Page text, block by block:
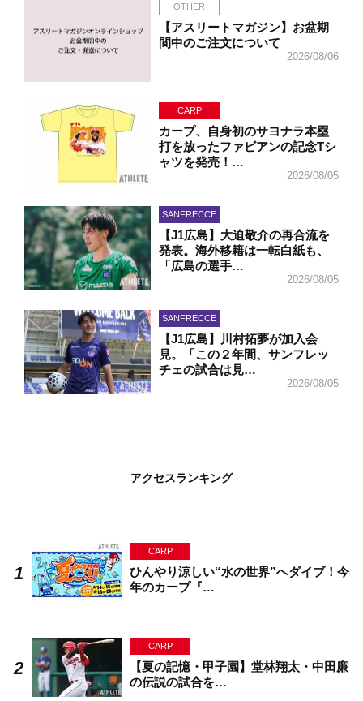
OTHER
【アスリートマガジン】お盆期
間中のご注文について
2026/08/06
CARP
カープ、自身初のサヨナラ本塁
打を放ったファビアンの記念Tシ
ャツを発売！…
2026/08/05
SANFRECCE
【J1広島】大迫敬介の再合流を
発表。海外移籍は一転白紙も、
「広島の選手…
2026/08/05
SANFRECCE
【J1広島】川村拓夢が加入会
見。「この２年間、サンフレッ
チェの試合は見…
2026/08/05
アクセスランキング
CARP
ひんやり涼しい“水の世界”へダイブ！今
年のカープ『…
CARP
【夏の記憶・甲子園】堂林翔太・中田廉
の伝説の試合を…